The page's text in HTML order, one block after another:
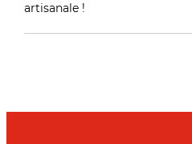
artisanale !